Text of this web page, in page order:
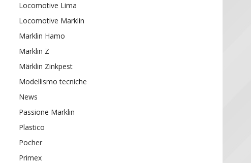
Locomotive Lima
Locomotive Marklin
Marklin Hamo
Marklin Z
Märklin Zinkpest
Modellismo tecniche
News
Passione Marklin
Plastico
Pocher
Primex